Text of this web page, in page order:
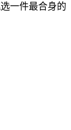
一件最合身的